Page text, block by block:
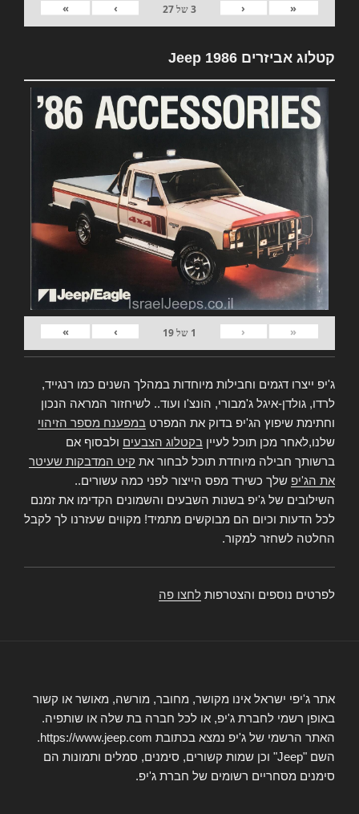
«
‹
3של27
›
»
קטלוג אביזרים Jeep 1986
«
‹
1 של19
›
»
ג'יפ ייצרו דגמים וחבילות מיוחדות במהלך השנים כמו רנגייד,
לרדו, גולדן-איגל ג'מבורי, הונצ'ו ועוד.. לשיחזור המראה הנכון
וחתימת שיפוץ הג'יפ בדוק את המפרט במפענח מספר הזיהוי
שלנו,לאחר מכן תוכל לעיין בקטלוג הצבעים ולבסוף אם
ברשותך חבילה מיוחדת תוכל לבחור את קיט המדבקות שעיטר
את הג'יפ שלך כשירד מפס הייצור לפני כמה עשורים..
השילובים של ג'יפ בשנות השבעים והשמונים הקדימו את זמנם
לכל הדעות וכיום הם מבוקשים מתמיד! מקווים שעזרנו לך לקבל
החלטה לשחזר למקור.
לפרטים נוספים והצטרפות לחצו פה
אתר ג'יפי ישראל אינו מקושר, מחובר, מורשה, מאושר או קשור
באופן רשמי לחברת ג'יפ, או לכל חברה בת שלה או שותפיה.
האתר הרשמי של ג'יפ נמצא בכתובת https://www.jeep.com.
השם "Jeep" וכן שמות קשורים, סימנים, סמלים ותמונות הם
סימנים מסחריים רשומים של חברת ג'יפ.